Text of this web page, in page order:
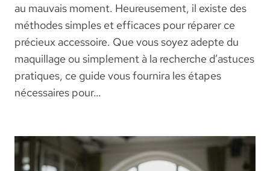
au mauvais moment. Heureusement, il existe des
méthodes simples et efficaces pour réparer ce
précieux accessoire. Que vous soyez adepte du
maquillage ou simplement à la recherche d’astuces
pratiques, ce guide vous fournira les étapes
nécessaires pour…